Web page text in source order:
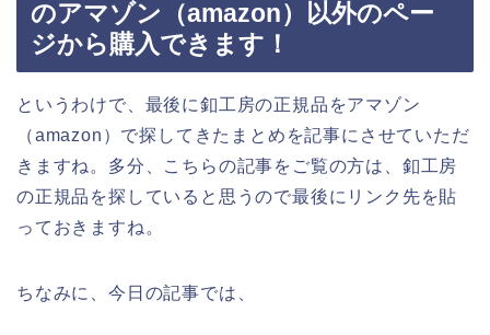
のアマゾン（amazon）以外のペー
ジから購入できます！
というわけで、最後に釦工房の正規品をアマゾン
（amazon）で探してきたまとめを記事にさせていただ
きますね。多分、こちらの記事をご覧の方は、釦工房
の正規品を探していると思うので最後にリンク先を貼
っておきますね。
ちなみに、今日の記事では、